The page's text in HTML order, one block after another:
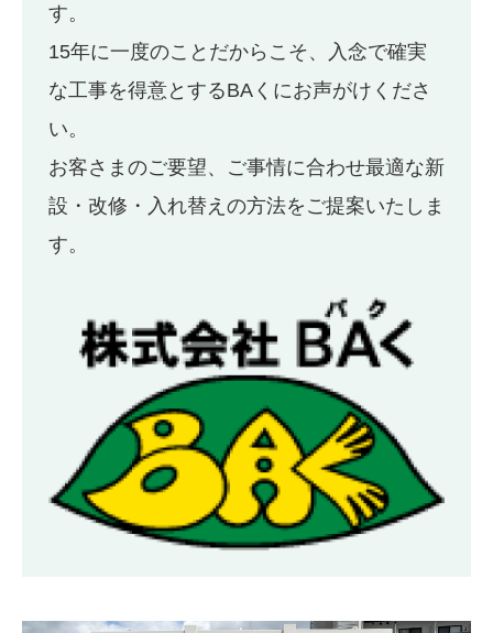
す。
15年に一度のことだからこそ、入念で確実
な工事を得意とするBAくにお声がけくださ
い。
お客さまのご要望、ご事情に合わせ最適な新
設・改修・入れ替えの方法をご提案いたしま
す。